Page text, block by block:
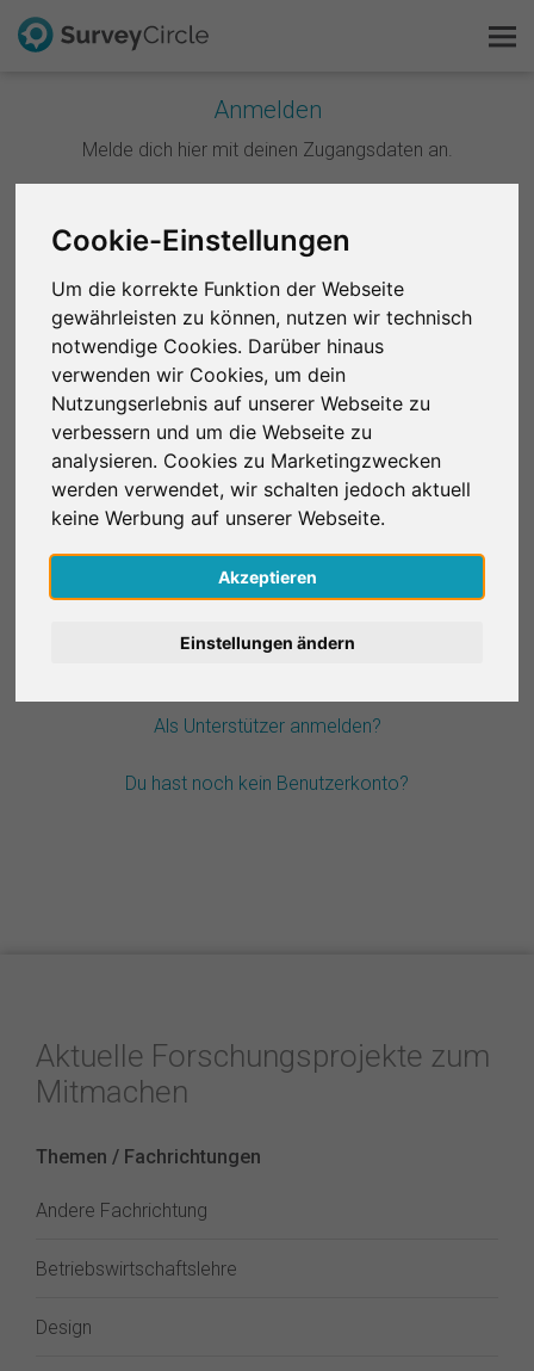
Cookie-Einstellungen
Um die korrekte Funktion der Webseite
gewährleisten zu können, nutzen wir technisch
notwendige Cookies. Darüber hinaus
verwenden wir Cookies, um dein
Nutzungserlebnis auf unserer Webseite zu
verbessern und um die Webseite zu
analysieren. Cookies zu Marketingzwecken
werden verwendet, wir schalten jedoch aktuell
keine Werbung auf unserer Webseite.
Akzeptieren
Einstellungen ändern
Anmelden
Melde dich hier mit deinen Zugangsdaten an.
Weiter mit Google
Weiter mit Facebook
ODER
E-Mail
Passwort*
Passwort vergessen?
Als Unterstützer anmelden?
Du hast noch kein Benutzerkonto?
Aktuelle Forschungsprojekte zum
Mitmachen
Themen / Fachrichtungen
Andere Fachrichtung
Betriebswirtschaftslehre
Design
Das ist SurveyCircle
FAQ
Kostenlos registrieren
Anmelden
Italiano